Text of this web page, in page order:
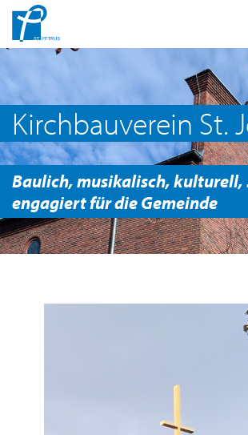
Kirchbauverein St.
Baulich, musikalisch, kulturell,
engagiert für die Gemeinde